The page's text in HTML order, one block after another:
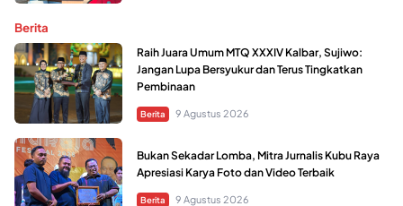
Berita
Raih Juara Umum MTQ XXXIV Kalbar, Sujiwo:
Jangan Lupa Bersyukur dan Terus Tingkatkan
Pembinaan
Berita 9 Agustus 2026
Bukan Sekadar Lomba, Mitra Jurnalis Kubu Raya
Apresiasi Karya Foto dan Video Terbaik
Berita 9 Agustus 2026